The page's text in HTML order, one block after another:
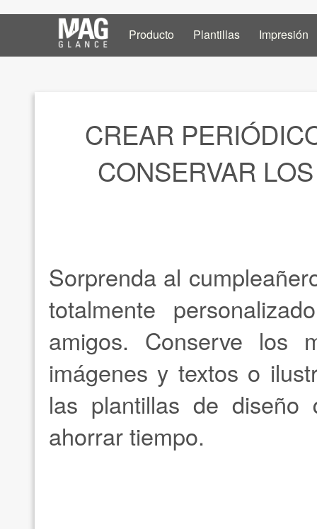
Producto Plantillas Impresión
CREAR
CONSERVAR
Sorprenda al
totalmente
amigos. Conserve los
imágenes y textos o
las plantillas de
ahorrar tiempo.